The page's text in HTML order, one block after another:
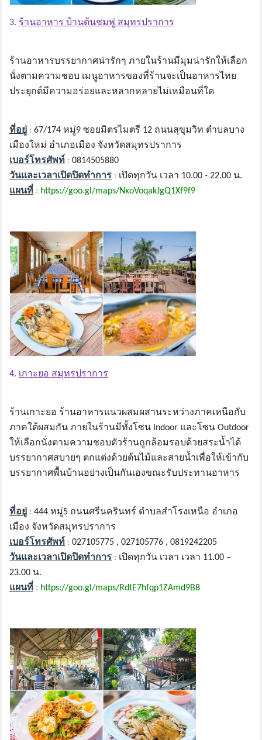
3. ร้านอาหาร บ้านต้นชมพู่ สมุทรปราการ
ร้านอาหารบรรยากาศน่ารักๆ ภายในร้านมีมุมน่ารักให้เลือก
นั่งตามความชอบ เมนูอาหารของที่ร้านจะเป็นอาหารไทย
ประยุกต์มีความอร่อยและหลากหลายไม่เหมือนที่ใด
ที่อยู่ : 67/174 หมู่9 ซอยมิตรไมตรี 12 ถนนสุขุมวิท ตำบลบาง
เมืองใหม่ อำเภอเมือง จังหวัดสมุทรปราการ
เบอร์โทรศัพท์ : 0814505880
วันและเวลาเปิดปิดทำการ : เปิดทุกวัน เวลา 10.00 - 22.00 น.
แผนที่ : https://goo.gl/maps/NxoVoqakJgQ1Xf9f9
4. เกาะยอ สมุทรปราการ
ร้านเกาะยอ ร้านอาหารแนวผสมผสานระหว่างภาคเหนือกับ
ภาคใต้ผสมกัน ภายในร้านมีทั้งโซน Indoor และโซน Outdoor
ให้เลือกนั่งตามความชอบตัวร้านถูกล้อมรอบด้วยสระน้ำได้
บรรยากาศสบายๆ ตกแต่งด้วยต้นไม้และสายน้ำเพื่อให้เข้ากับ
บรรยากาศพื้นบ้านอย่างเป็นกันเองขณะรับประทานอาหาร
ที่อยู่ : 444 หมู่5 ถนนศรีนครินทร์ ตำบลสำโรงเหนือ อำเภอ
เมือง จังหวัดสมุทรปราการ
เบอร์โทรศัพท์ : 027105775 , 027105776 , 0819242205
วันและเวลาเปิดปิดทำการ : เปิดทุกวัน เวลา เวลา 11.00 –
23.00 น.
แผนที่ : https://goo.gl/maps/RdtE7hfqp1ZAmd9B8